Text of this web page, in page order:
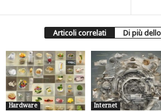
Articoli correlati Di più
Hardware Internet